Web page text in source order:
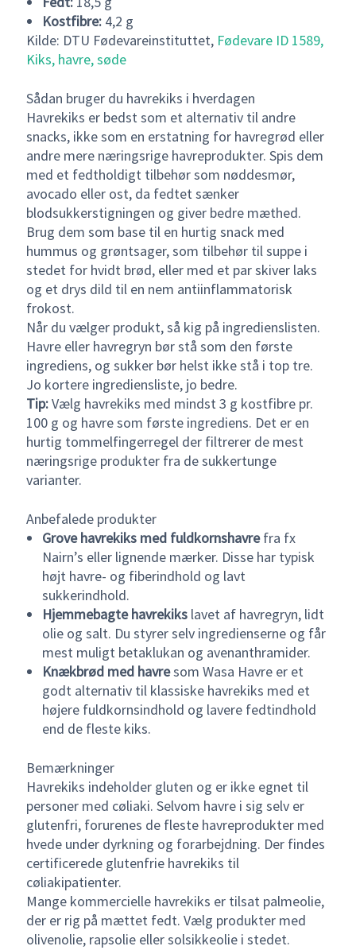
Kostfibre:4,2 g
Kilde: DTU Fødevareinstituttet, Fødevare ID 1589,
Kiks, havre, søde
Sådan bruger du havrekiks i hverdagen
Havrekiks er bedst som et alternativ til andre
snacks, ikke som en erstatning for havregrød eller
andre mere næringsrige havreprodukter. Spis dem
med et fedtholdigt tilbehør som nøddesmør,
avocado eller ost, da fedtet sænker
blodsukkerstigningen og giver bedre mæthed.
Brug dem som base til en hurtig snack med
hummus og grøntsager, som tilbehør til suppe i
stedet for hvidt brød, eller med et par skiver laks
og et drys dild til en nem antiinflammatorisk
frokost.
Når du vælger produkt, så kig på ingredienslisten.
Havre eller havregryn bør stå som den første
ingrediens, og sukker bør helst ikke stå i top tre.
Jo kortere ingrediensliste, jo bedre.
Tip:Vælg havrekiks med mindst 3 g kostfibre pr.
100 g og havre som første ingrediens. Det er en
hurtig tommelfingerregel der filtrerer de mest
næringsrige produkter fra de sukkertunge
varianter.
Anbefalede produkter
Grove havrekiks med fuldkornshavrefra fx
Nairn’s eller lignende mærker. Disse har typisk
højt havre- og fiberindhold og lavt
sukkerindhold.
Hjemmebagte havrekikslavet af havregryn, lidt
olie og salt. Du styrer selv ingredienserne og får
mest muligt betaklukan og avenanthramider.
Knækbrød med havresom Wasa Havre er et
godt alternativ til klassiske havrekiks med et
højere fuldkornsindhold og lavere fedtindhold
end de fleste kiks.
Bemærkninger
Havrekiks indeholder gluten og er ikke egnet til
personer med cøliaki. Selvom havre i sig selv er
glutenfri, forurenes de fleste havreprodukter med
hvede under dyrkning og forarbejdning. Der findes
certificerede glutenfrie havrekiks til
cøliakipatienter.
Mange kommercielle havrekiks er tilsat palmeolie,
der er rig på mættet fedt. Vælg produkter med
olivenolie, rapsolie eller solsikkeolie i stedet.